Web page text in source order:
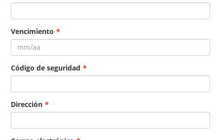
Vencimiento *
Código de seguridad *
Dirección *